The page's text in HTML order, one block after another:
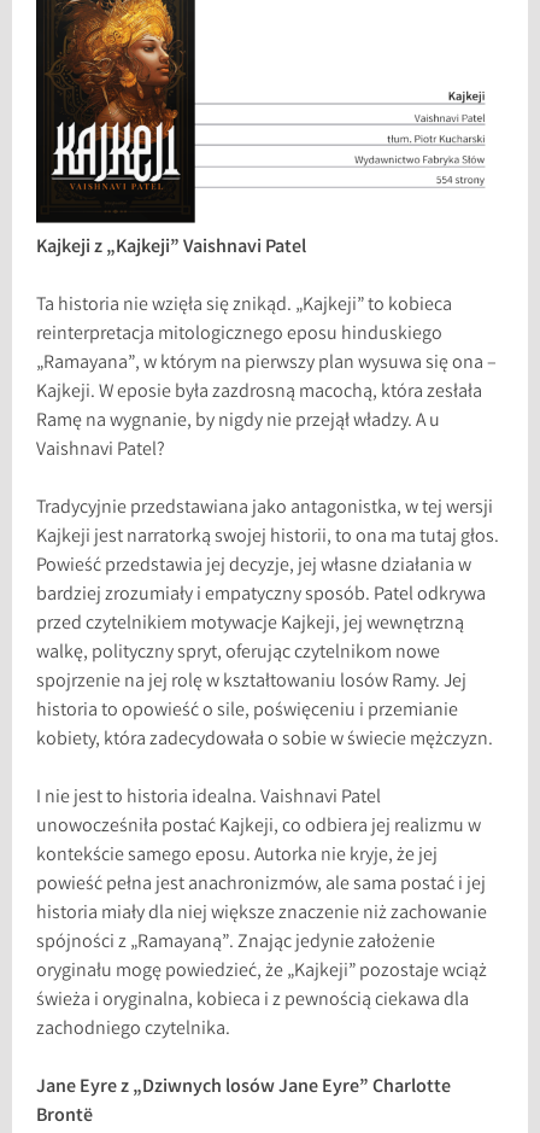
Kajkeji z „Kajkeji” Vaishnavi Patel
Ta historia nie wzięła się znikąd. „Kajkeji” to kobieca
reinterpretacja mitologicznego eposu hinduskiego
„Ramayana”, w którym na pierwszy plan wysuwa się ona –
Kajkeji. W eposie była zazdrosną macochą, która zesłała
Ramę na wygnanie, by nigdy nie przejął władzy. A u
Vaishnavi Patel?
Tradycyjnie przedstawiana jako antagonistka, w tej wersji
Kajkeji jest narratorką swojej historii, to ona ma tutaj głos.
Powieść przedstawia jej decyzje, jej własne działania w
bardziej zrozumiały i empatyczny sposób. Patel odkrywa
przed czytelnikiem motywacje Kajkeji, jej wewnętrzną
walkę, polityczny spryt, oferując czytelnikom nowe
spojrzenie na jej rolę w kształtowaniu losów Ramy. Jej
historia to opowieść o sile, poświęceniu i przemianie
kobiety, która zadecydowała o sobie w świecie mężczyzn.
I nie jest to historia idealna. Vaishnavi Patel
unowocześniła postać Kajkeji, co odbiera jej realizmu w
kontekście samego eposu. Autorka nie kryje, że jej
powieść pełna jest anachronizmów, ale sama postać i jej
historia miały dla niej większe znaczenie niż zachowanie
spójności z „Ramayaną”. Znając jedynie założenie
oryginału mogę powiedzieć, że „Kajkeji” pozostaje wciąż
świeża i oryginalna, kobieca i z pewnością ciekawa dla
zachodniego czytelnika.
Jane Eyre z „Dziwnych losów Jane Eyre” Charlotte
Brontë